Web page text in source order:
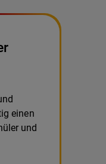
einen
und